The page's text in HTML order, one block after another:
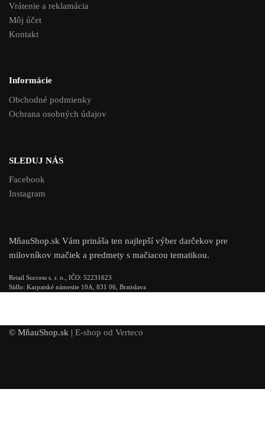
Vrátenie a reklamácia
Môj účet
Kontakt
Informácie
Obchodné podmienky
Ochrana osobných údajov
SLEDUJ NÁS
Facebook
Instagram
MňauShop.sk Vám prináša ten najlepší výber darčekov pre
milovníkov mačiek a predmety s mačiacou tematikou.
Retail Success s. r. o., IČO: 52231623
Sídlo: Karpatské námestie 10A, 831 06, Bratislava
© MňauShop.sk | E-shop od Verteco